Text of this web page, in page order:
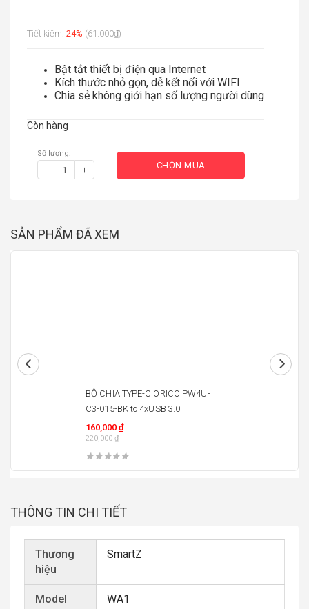
Tiết kiệm: 24% (61.000₫)
Bật tắt thiết bị điện qua Internet
Kích thước nhỏ gọn, dễ kết nối với WIFI
Chia sẻ không giới hạn số lượng người dùng
Còn hàng
Số lượng:
- + CHỌN MUA
SẢN PHẨM ĐÃ XEM
BỘ CHIA TYPE-C ORICO PW4U-
C3-015-BK to 4xUSB 3.0
160,000 ₫
220,000₫
THÔNG TIN CHI TIẾT
Thương
hiệu
SmartZ
Model WA1